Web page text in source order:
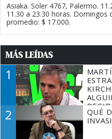
Asiaka. Soler 4767, Palermo.
11.30 a 23.30 horas. Domingos
promedio: $ 17.000.
MÁS LEÍDAS
1
TIENE
2
QUÉ